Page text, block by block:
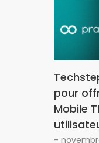
pour
Mobile
-